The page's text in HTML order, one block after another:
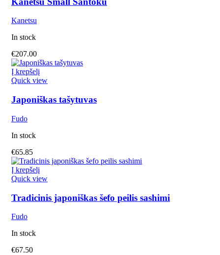
Kanetsu
In stock
€207.00
Į krepšelį
Quick view
Japoniškas tašytuvas
Fudo
In stock
€65.85
Į krepšelį
Quick view
Tradicinis japoniškas šefo peilis sashimi
Fudo
In stock
€67.50